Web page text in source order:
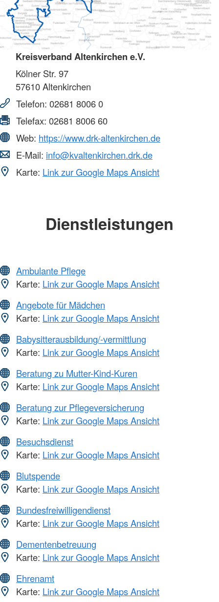
Kreisverband Altenkirchen e.V.
Kölner Str. 97
57610Altenkirchen
Telefon: 02681 8006 0
Telefax: 02681 8006 60
Web: https://www.drk-altenkirchen.de
E-Mail: info@kvaltenkirchen.drk.de
Karte: Link zur Google Maps Ansicht
Dienstleistungen
Ambulante Pflege
Karte: Link zur Google Maps Ansicht
Angebote für Mädchen
Karte: Link zur Google Maps Ansicht
Babysitterausbildung/-vermittlung
Karte: Link zur Google Maps Ansicht
Beratung zu Mutter-Kind-Kuren
Karte: Link zur Google Maps Ansicht
Beratung zur Pflegeversicherung
Karte: Link zur Google Maps Ansicht
Besuchsdienst
Karte: Link zur Google Maps Ansicht
Blutspende
Karte: Link zur Google Maps Ansicht
Bundesfreiwilligendienst
Karte: Link zur Google Maps Ansicht
Dementenbetreuung
Karte: Link zur Google Maps Ansicht
Ehrenamt
Karte: Link zur Google Maps Ansicht